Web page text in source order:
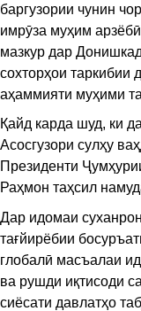
баргузории чунин
имрӯза муҳим
мазкур дар
сохторҳои таркибии
аҳаммияти муҳими
Қайд карда шуд, ки
Асосгузори сулҳу
Президенти
Раҳмон таҳсил
Дар идомаи
тағйирёбии
глобалӣ масъалаи
ва рушди иқтисоди
сиёсати давлатҳо